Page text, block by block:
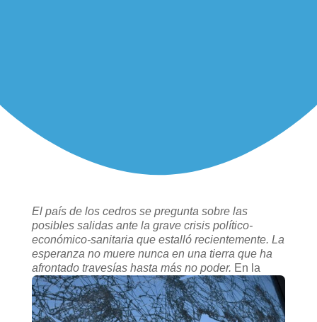
El país de los cedros se pregunta sobre las
posibles salidas ante la grave crisis político-
económico-sanitaria que estalló recientemente. La
esperanza no muere nunca en una tierra que ha
afrontado travesías hasta más no poder. En la